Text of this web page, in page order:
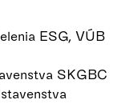
ESG, VÚB
SKGBC